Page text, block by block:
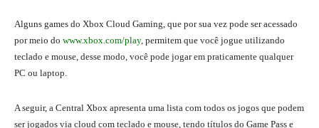
Alguns games do Xbox Cloud Gaming, que por sua vez pode ser acessado
por meio do www.xbox.com/play, permitem que você jogue utilizando
teclado e mouse, desse modo, você pode jogar em praticamente qualquer
PC ou laptop.
A seguir, a Central Xbox apresenta uma lista com todos os jogos que podem
ser jogados via cloud com teclado e mouse, tendo títulos do Game Pass e